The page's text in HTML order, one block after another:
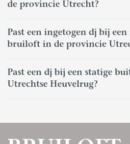
de provincie Utrecht?
Past een ingetogen dj bij
bruiloft in de provincie
Past een dj bij een statige
Utrechtse Heuvelrug?